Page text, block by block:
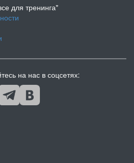
для тренинга"
на нас в соцсетях: